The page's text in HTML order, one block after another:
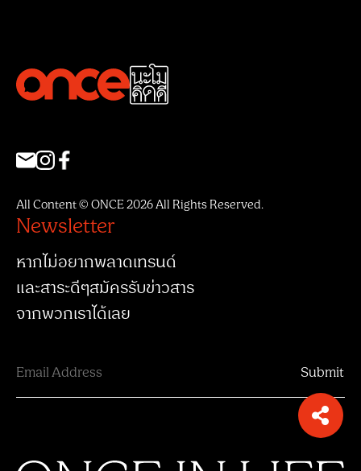
All Content © ONCE 2026 All Rights Reserved.
Newsletter
หากไม่อยากพลาดเทรนด์
และสาระดีๆสมัครรับข่าวสาร
จากพวกเราได้เลย